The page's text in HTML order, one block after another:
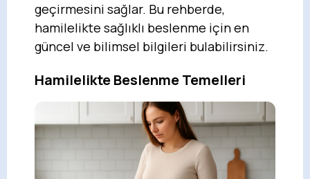
geçirmesini sağlar. Bu rehberde,
hamilelikte sağlıklı beslenme için en
güncel ve bilimsel bilgileri bulabilirsiniz.
Hamilelikte Beslenme Temelleri